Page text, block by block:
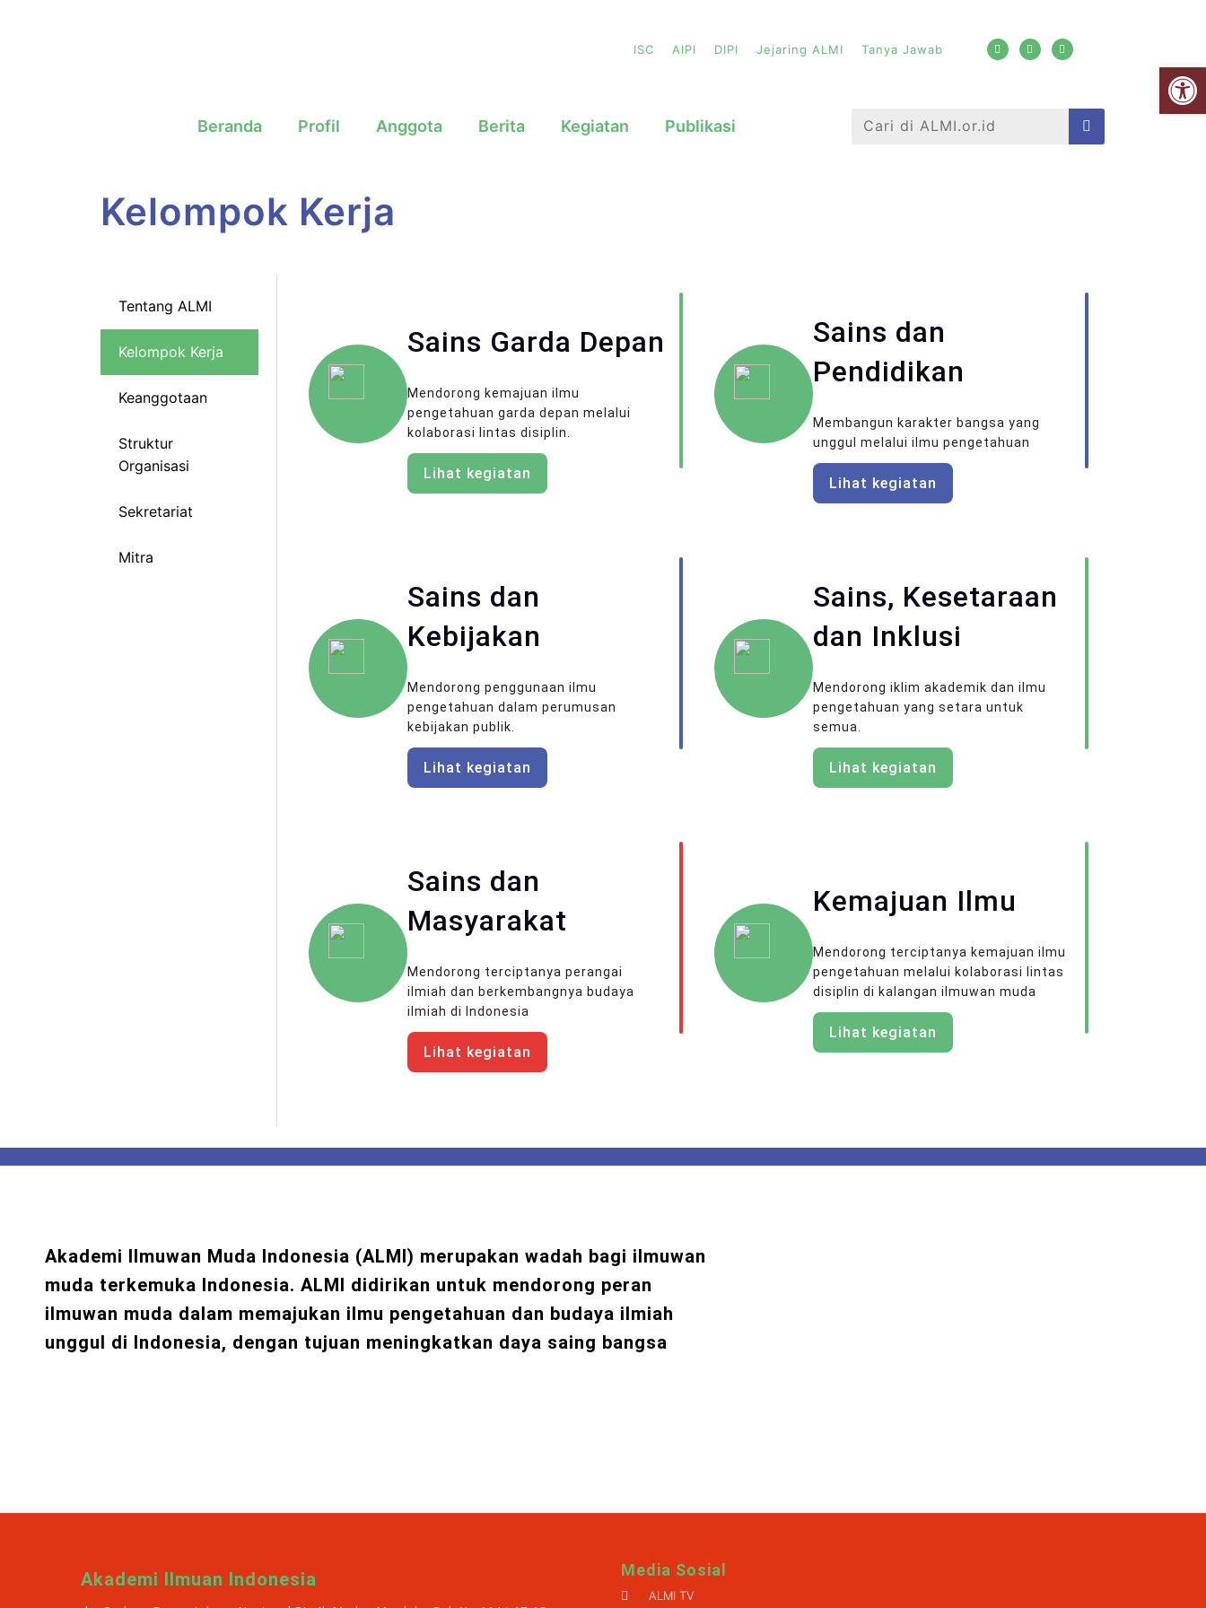
ISC AIPI DIPI Jejaring ALMI Tanya Jawab
Beranda Profil Anggota Berita Kegiatan Publikasi
Kelompok Kerja
Tentang ALMI
Kelompok Kerja
Keanggotaan
Struktur
Organisasi
Sekretariat
Mitra
Sains Garda Depan
Mendorong kemajuan ilmu
pengetahuan garda depan melalui
kolaborasi lintas disiplin.
Lihat kegiatan
Sains dan
Pendidikan
Membangun karakter bangsa yang
unggul melalui ilmu pengetahuan
Lihat kegiatan
Sains dan
Kebijakan
Mendorong penggunaan ilmu
pengetahuan dalam perumusan
kebijakan publik.
Lihat kegiatan
Sains, Kesetaraan
dan Inklusi
Mendorong iklim akademik dan ilmu
pengetahuan yang setara untuk
semua.
Lihat kegiatan
Sains dan
Masyarakat
Mendorong terciptanya perangai
ilmiah dan berkembangnya budaya
ilmiah di Indonesia
Lihat kegiatan
Kemajuan Ilmu
Mendorong terciptanya kemajuan ilmu
pengetahuan melalui kolaborasi lintas
disiplin di kalangan ilmuwan muda
Lihat kegiatan
Akademi Ilmuwan Muda Indonesia (ALMI) merupakan wadah bagi ilmuwan
muda terkemuka Indonesia. ALMI didirikan untuk mendorong peran
ilmuwan muda dalam memajukan ilmu pengetahuan dan budaya ilmiah
unggul di Indonesia, dengan tujuan meningkatkan daya saing bangsa
Akademi Ilmuan Indonesia Media Sosial
ALMI TV